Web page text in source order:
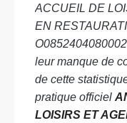
ACCUEIL DE
EN
leur manque de
de cette
pratique officiel
LOISIRS ET